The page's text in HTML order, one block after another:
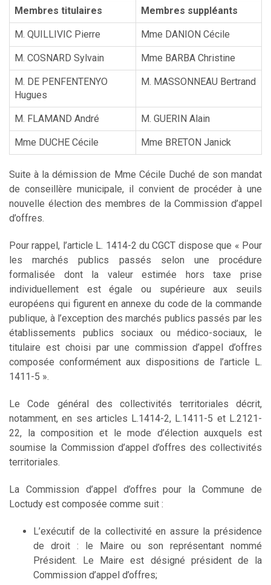
Membres titulaires Membres suppléants
M. QUILLIVIC Pierre Mme DANION Cécile
M. COSNARD Sylvain Mme BARBA Christine
M. DE PENFENTENYO
Hugues
M. MASSONNEAU Bertrand
M. FLAMAND André M. GUERIN Alain
Mme DUCHE Cécile Mme BRETON Janick
Suite à la démission de Mme Cécile Duché de son mandat
de conseillère municipale, il convient de procéder à une
nouvelle élection des membres de la Commission d’appel
d’offres.
Pour rappel, l’article L. 1414-2 du CGCT dispose que « Pour
les marchés publics passés selon une procédure
formalisée dont la valeur estimée hors taxe prise
individuellement est égale ou supérieure aux seuils
européens qui figurent en annexe du code de la commande
publique, à l’exception des marchés publics passés par les
établissements publics sociaux ou médico-sociaux, le
titulaire est choisi par une commission d’appel d’offres
composée conformément aux dispositions de l’article L.
1411-5 ».
Le Code général des collectivités territoriales décrit,
notamment, en ses articles L.1414-2, L.1411-5 et L.2121-
22, la composition et le mode d’élection auxquels est
soumise la Commission d’appel d’offres des collectivités
territoriales.
La Commission d’appel d’offres pour la Commune de
Loctudy est composée comme suit :
L’exécutif de la collectivité en assure la présidence
de droit : le Maire ou son représentant nommé
Président. Le Maire est désigné président de la
Commission d’appel d’offres;